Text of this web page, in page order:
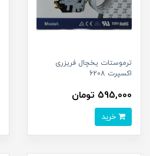
ترموستات یخچال فریزری
اکسپرت 6208
595,000 تومان